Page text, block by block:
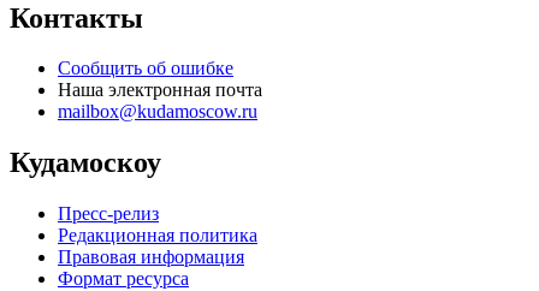
Контакты
Сообщить об ошибке
Наша электронная почта
mailbox@kudamoscow.ru
Кудамоскоу
Пресс-релиз
Редакционная политика
Правовая информация
Формат ресурса